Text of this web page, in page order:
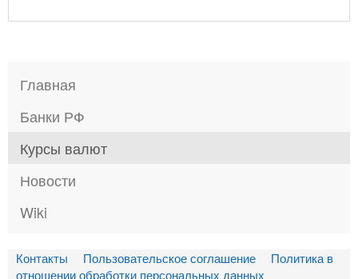
Главная
Банки РФ
Курсы валют
Новости
Wiki
Контакты Пользовательское соглашение
Политика в
отношении обработки персональных данных